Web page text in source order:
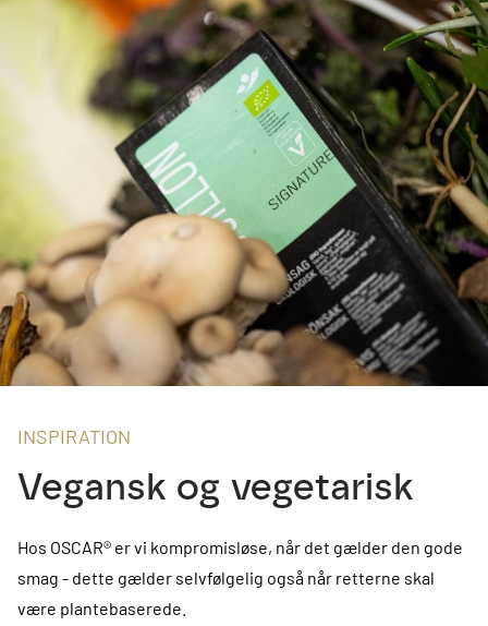
INSPIRATION
Vegansk og vegetarisk
Hos OSCAR® er vi kompromisløse, når det gælder den gode
smag - dette gælder selvfølgelig også når retterne skal
være plantebaserede.